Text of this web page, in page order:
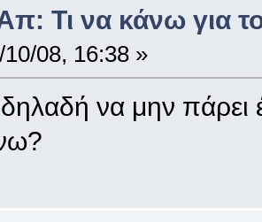
Τι να κάνω για
10/08, 16:38 »
δηλαδή να μην